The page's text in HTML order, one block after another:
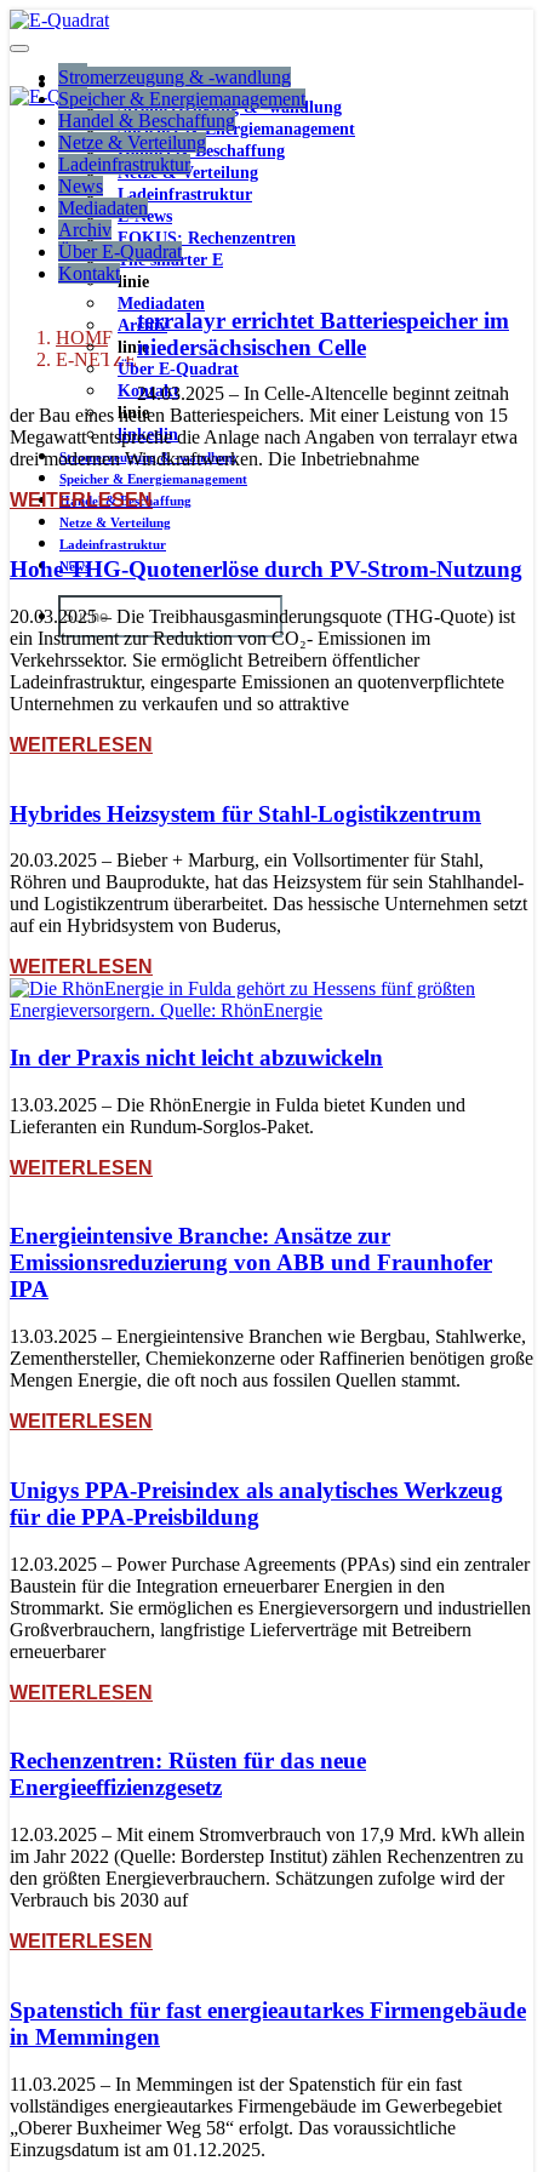
Stromerzeugung & -wandlung
Speicher & Energiemanagement
Handel & Beschaffung
Netze & Verteilung
Ladeinfrastruktur
E-News
FOKUS: Rechenzentren
The smarter E
linie
Mediadaten
Archiv
linie
Über E-Quadrat
Kontakt
linie
linkedin
Stromerzeugung & -wandlung
Speicher & Energiemanagement
Handel & Beschaffung
Netze & Verteilung
Ladeinfrastruktur
News
Stromerzeugung & -wandlung
Speicher & Energiemanagement
Handel & Beschaffung
Netze & Verteilung
Ladeinfrastruktur
News
Mediadaten
Archiv
Über E-Quadrat
Kontakt
HOME
E-NETZE
terralayr errichtet Batteriespeicher im
niedersächsischen Celle
24.03.2025 – In Celle-Altencelle beginnt zeitnah
der Bau eines neuen Batteriespeichers. Mit einer Leistung von 15
Megawatt entspreche die Anlage nach Angaben von terralayr etwa
drei modernen Windkraftwerken. Die Inbetriebnahme
WEITERLESEN
Hohe THG-Quotenerlöse durch PV-Strom-Nutzung
20.03.2025 – Die Treibhausgasminderungsquote (THG-Quote) ist
ein Instrument zur Reduktion von CO₂- Emissionen im
Verkehrssektor. Sie ermöglicht Betreibern öffentlicher
Ladeinfrastruktur, eingesparte Emissionen an quotenverpflichtete
Unternehmen zu verkaufen und so attraktive
WEITERLESEN
Hybrides Heizsystem für Stahl-Logistikzentrum
20.03.2025 – Bieber + Marburg, ein Vollsortimenter für Stahl,
Röhren und Bauprodukte, hat das Heizsystem für sein Stahlhandel-
und Logistikzentrum überarbeitet. Das hessische Unternehmen setzt
auf ein Hybridsystem von Buderus,
WEITERLESEN
In der Praxis nicht leicht abzuwickeln
13.03.2025 – Die RhönEnergie in Fulda bietet Kunden und
Lieferanten ein Rundum-Sorglos-Paket.
WEITERLESEN
Energieintensive Branche: Ansätze zur
Emissionsreduzierung von ABB und Fraunhofer
IPA
13.03.2025 – Energieintensive Branchen wie Bergbau, Stahlwerke,
Zementhersteller, Chemiekonzerne oder Raffinerien benötigen große
Mengen Energie, die oft noch aus fossilen Quellen stammt.
WEITERLESEN
Unigys PPA-Preisindex als analytisches Werkzeug
für die PPA-Preisbildung
12.03.2025 – Power Purchase Agreements (PPAs) sind ein zentraler
Baustein für die Integration erneuerbarer Energien in den
Strommarkt. Sie ermöglichen es Energieversorgern und industriellen
Großverbrauchern, langfristige Lieferverträge mit Betreibern
erneuerbarer
WEITERLESEN
Rechenzentren: Rüsten für das neue
Energieeffizienzgesetz
12.03.2025 – Mit einem Stromverbrauch von 17,9 Mrd. kWh allein
im Jahr 2022 (Quelle: Borderstep Institut) zählen Rechenzentren zu
den größten Energieverbrauchern. Schätzungen zufolge wird der
Verbrauch bis 2030 auf
WEITERLESEN
Spatenstich für fast energieautarkes Firmengebäude
in Memmingen
11.03.2025 – In Memmingen ist der Spatenstich für ein fast
vollständiges energieautarkes Firmengebäude im Gewerbegebiet
„Oberer Buxheimer Weg 58“ erfolgt. Das voraussichtliche
Einzugsdatum ist am 01.12.2025.